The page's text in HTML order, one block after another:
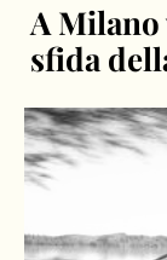
A Milano
sfida